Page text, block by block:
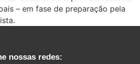
– em fase de preparação pela
nossas redes: